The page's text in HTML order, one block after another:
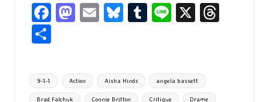
Fa
o
o
M
d
o
E
l
Bl
ky
T
bl
r
Li X
ta
g
Tags:
9-1-1 Action Aisha Hinds angela bassett
Brad Falchuk Connie Britton Critique Drame